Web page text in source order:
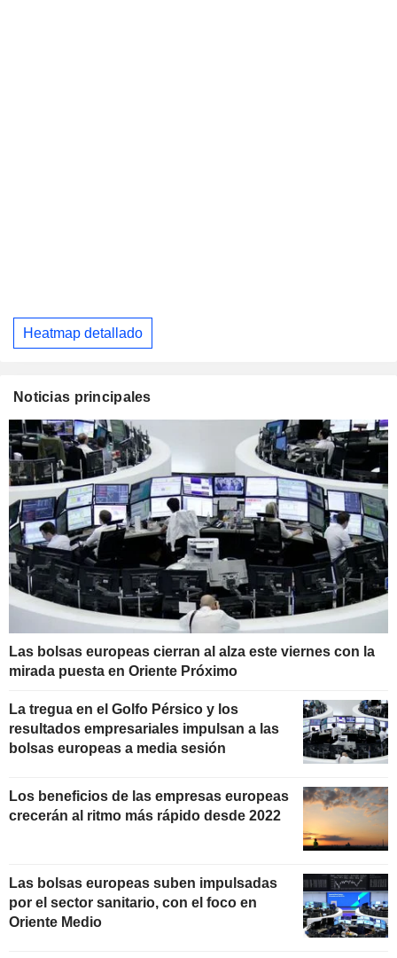
Heatmap detallado
Noticias principales
Las bolsas europeas cierran al alza este viernes con la
mirada puesta en Oriente Próximo
La tregua en el Golfo Pérsico y los
resultados empresariales impulsan a las
bolsas europeas a media sesión
Los beneficios de las empresas europeas
crecerán al ritmo más rápido desde 2022
Las bolsas europeas suben impulsadas
por el sector sanitario, con el foco en
Oriente Medio